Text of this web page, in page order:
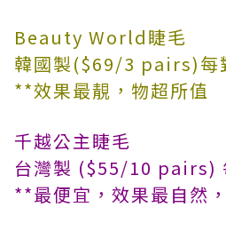
Beauty World睫毛
韓國製($69/3 pairs)每
**效果最靚，物超所值
千越公主睫毛
台灣製 ($55/10 pairs)
**最便宜，效果最自然